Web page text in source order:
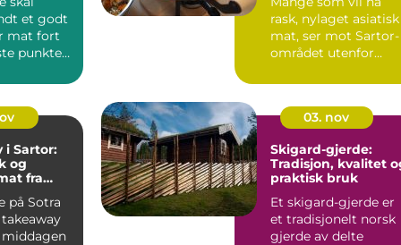
et godt
mat fort
punktet
rask, nylaget asiatisk
mat, ser mot Sartor-
området utenfor
i Sartor:
og
fra
på Sotra
03. nov
Skigard-gjerde:
Tradisjon, kvalitet
praktisk bruk
Et skigard-gjerde er
et tradisjonelt norsk
gjerde av delte